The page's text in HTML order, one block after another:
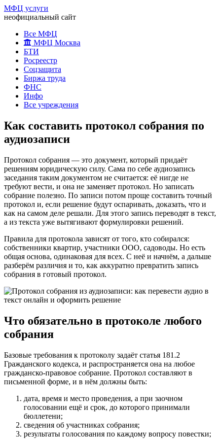
МФЦ услуги
неофициальный сайт
Все МФЦ
МФЦ Москва
БТИ
Росреестр
Соцзащита
Биржа труда
ФНС
Инфо
Все учреждения
Как составить протокол собрания по
аудиозаписи
Протокол собрания — это документ, который придаёт
решениям юридическую силу. Сама по себе аудиозапись
заседания таким документом не считается: её нигде не
требуют вести, и она не заменяет протокол. Но записать
собрание полезно. По записи потом проще составить точный
протокол и, если решение будут оспаривать, доказать, что и
как на самом деле решали. Для этого запись переводят в текст,
а из текста уже вытягивают формулировки решений.
Правила для протокола зависят от того, кто собирался:
собственники квартир, участники ООО, садоводы. Но есть
общая основа, одинаковая для всех. С неё и начнём, а дальше
разберём различия и то, как аккуратно превратить запись
собрания в готовый протокол.
Что обязательно в протоколе любого
собрания
Базовые требования к протоколу задаёт статья 181.2
Гражданского кодекса, и распространяется она на любое
гражданско-правовое собрание. Протокол составляют в
письменной форме, и в нём должны быть:
дата, время и место проведения, а при заочном
голосовании ещё и срок, до которого принимали
бюллетени;
сведения об участниках собрания;
результаты голосования по каждому вопросу повестки;